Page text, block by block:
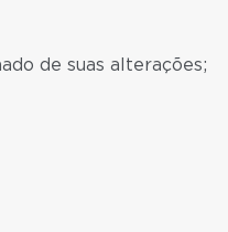
de suas alterações;